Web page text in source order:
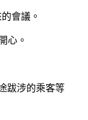
會議。
心。
跋涉的乘客等